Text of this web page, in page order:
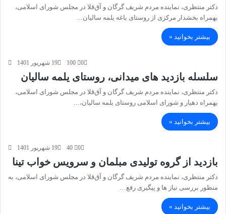
دکتر منتظری، نماینده مردم شریف گرگان و آق‌قلا در مجلس شورای اسلامی،
بهمراه بخشدار مرکزی از روستای باغه یلمه سالیان…
بیشتر بخوانید »
19 شهریور 1401 0
سلسله بازدید های میدانی، روستای یلمه سالیان
دکتر منتظری، نماینده مردم شریف گرگان و آق‌قلا در مجلس شورای اسلامی،
بهمراه دهیار و شورای اسلامی روستای یلمه سالیان،…
بیشتر بخوانید »
19 شهریور 1401 0
بازدید از گروه تولیدی مبلمان و سرویس خواب تینا
دکتر منتظری، نماینده مردم شریف گرگان و آق‌قلا در مجلس شورای اسلامی، به
منظور بررسی نیاز ها و پیگیری رفع…
بیشتر بخوانید »